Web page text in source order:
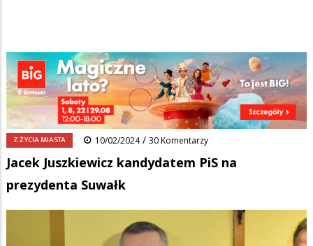
Ścieżka
nawigacyjna
Strona główna/Wiadomości/Z życia miasta/
Jacek Juszkiewicz kandydatem PiS na prezydenta Suwałk
FacebookPinterestTumblr
0 Reddit Share
Z ŻYCIA MIASTA 10/02/2024/ 30 Komentarzy
Jacek Juszkiewicz kandydatem PiS na
prezydenta Suwałk